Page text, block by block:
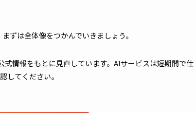
ずは全体像をつかんでいきましょう。
情報をもとに見直しています。AIサービスは短期間で仕
してください。